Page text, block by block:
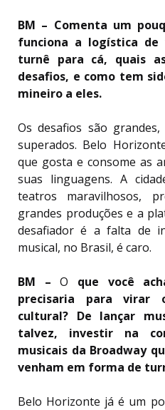
BM – Comenta um
funciona a logística
turnê para cá, quais
desafios, e como tem
mineiro a eles.
Os desafios são
superados. Belo
que gosta e consome as
suas linguagens. A
teatros maravilhosos,
grandes produções e a
desafiador é a falta de
musical, no Brasil, é caro.
BM –O que você
precisaria para virar
cultural? De lançar
talvez, investir na
musicais da Broadway
venham em forma de
Belo Horizonte já é um